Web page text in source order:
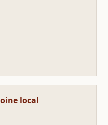
local